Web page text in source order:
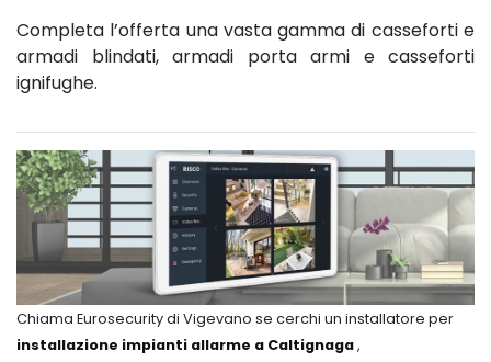
Completa l’offerta una vasta gamma di casseforti e
armadi blindati, armadi porta armi e casseforti
ignifughe.
Chiama Eurosecurity di Vigevano se cerchi un installatore per
installazione impianti allarme a Caltignaga,